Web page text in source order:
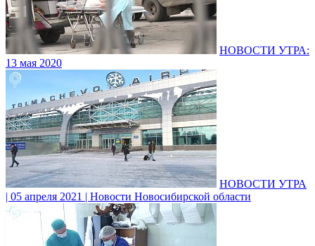
НОВОСТИ УТРА:
13 мая 2020
НОВОСТИ УТРА
| 05 апреля 2021 | Новости Новосибирской области